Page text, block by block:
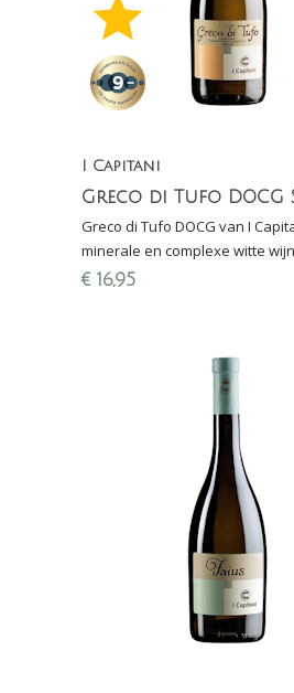
I Capitani
Greco di Tufo DOCG
Greco di Tufo DOCG van I
minerale en complexe witte
Campania (Italië) en afkomstig
€ 16,95